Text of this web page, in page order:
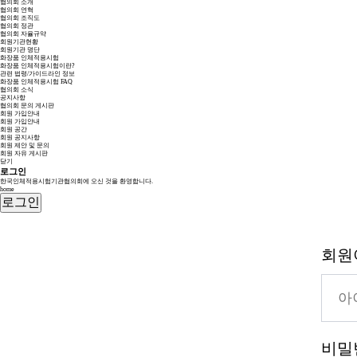
협의회 소개
협의회 연혁
협의회 조직도
협의회 정관
협의회 자율규약
회원기관현황
회원기관 명단
화장품 인체적용시험
화장품 인체적용시험이란?
관련 법령/가이드라인 정보
화장품 인체적용시험 FAQ
협의회 소식
공지사항
협의회 문의 게시판
회원 가입안내
회원 가입안내
회원 공간
회원 공지사항
회원 제안 및 문의
회원 자유 게시판
닫기
로그인
한국인체적용시험기관협의회에 오신 것을 환영합니다.
home
로그인
회원
비밀